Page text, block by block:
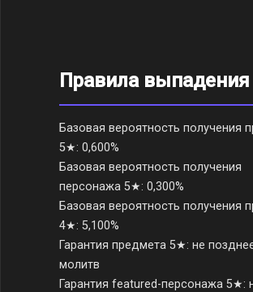
Правила выпадения
Базовая вероятность получения
5★: 0,600%
Базовая вероятность получения
персонажа 5★: 0,300%
Базовая вероятность получения
4★: 5,100%
Гарантия предмета 5★: не
молитв
Гарантия featured-персонажа 5★: